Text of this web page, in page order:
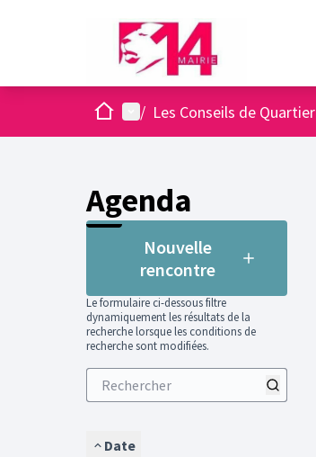
AccueilMenu principal
/ Les Conseils de Quartier
Agenda
Nouvelle
rencontre
Le formulaire ci-dessous filtre
dynamiquement les résultats de la
recherche lorsque les conditions de
recherche sont modifiées.
Date